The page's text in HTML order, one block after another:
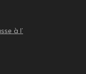
à l’